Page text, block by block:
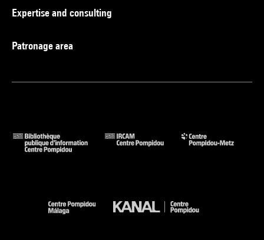
Expertise and consulting
Patronage area